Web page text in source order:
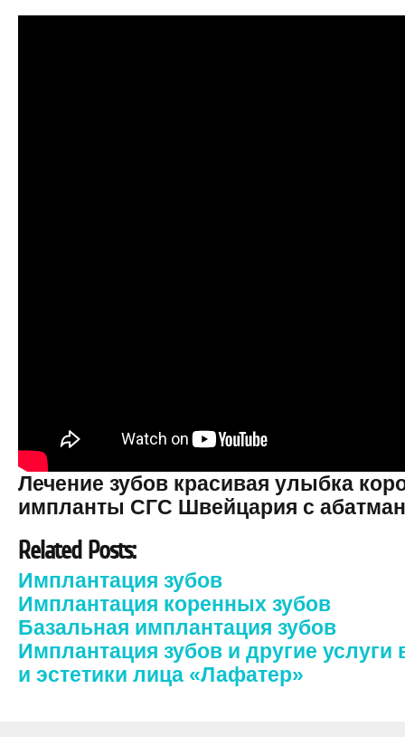
Лечение зубов красивая улыбка
импланты СГС Швейцария с
Related Posts:
Имплантация зубов
Имплантация коренных зубов
Базальная имплантация зубов
Имплантация зубов и другие услуги
и эстетики лица «Лафатер»